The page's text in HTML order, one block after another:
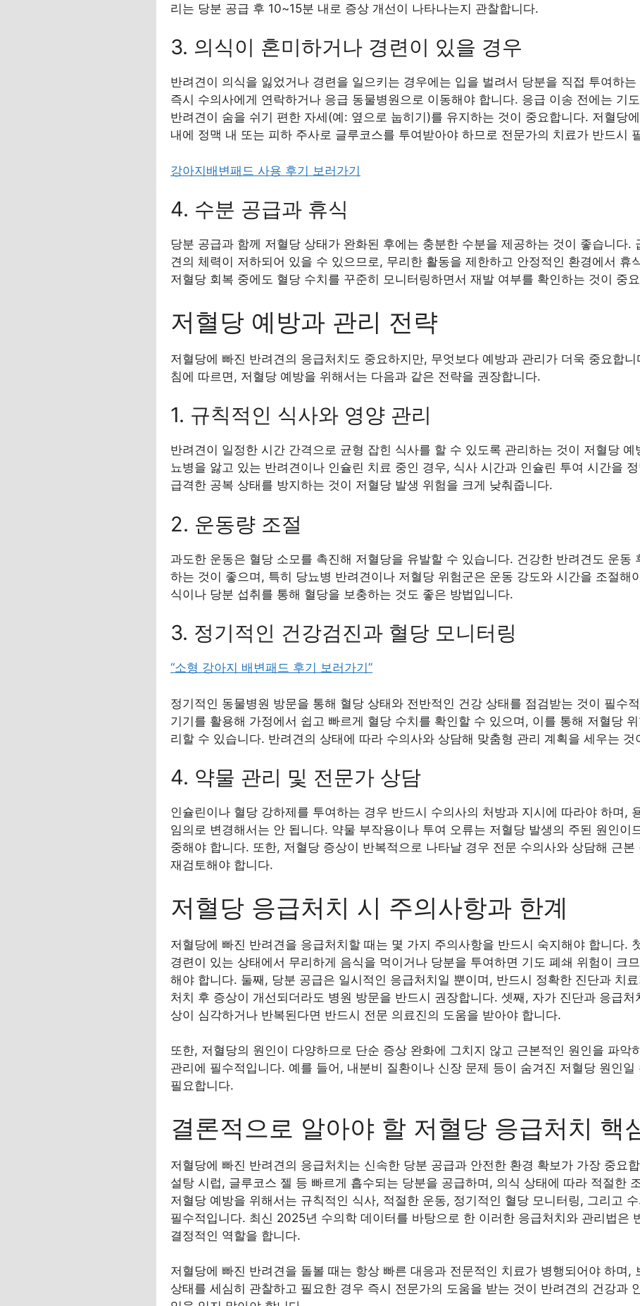
리는 당분 공급 후 10~15분 내로 증상 개선이 나타나는지 관찰합니다.
3. 의식이 혼미하거나 경련이 있을 경우
반려견이 의식을 잃었거나 경련을 일으키는 경우에는 입을 벌려서 당분을 직접 투여하
즉시 수의사에게 연락하거나 응급 동물병원으로 이동해야 합니다. 응급 이송 전에는 기
반려견이 숨을 쉬기 편한 자세(예: 옆으로 눕히기)를 유지하는 것이 중요합니다. 저혈당
내에 정맥 내 또는 피하 주사로 글루코스를 투여받아야 하므로 전문가의 치료가 반드시
강아지배변패드 사용 후기 보러가기
4. 수분 공급과 휴식
당분 공급과 함께 저혈당 상태가 완화된 후에는 충분한 수분을 제공하는 것이 좋습니다.
견의 체력이 저하되어 있을 수 있으므로, 무리한 활동을 제한하고 안정적인 환경에서 휴
저혈당 회복 중에도 혈당 수치를 꾸준히 모니터링하면서 재발 여부를 확인하는 것이 중
저혈당 예방과 관리 전략
저혈당에 빠진 반려견의 응급처치도 중요하지만, 무엇보다 예방과 관리가 더욱 중요합
침에 따르면, 저혈당 예방을 위해서는 다음과 같은 전략을 권장합니다.
1. 규칙적인 식사와 영양 관리
반려견이 일정한 시간 간격으로 균형 잡힌 식사를 할 수 있도록 관리하는 것이 저혈당
뇨병을 앓고 있는 반려견이나 인슐린 치료 중인 경우, 식사 시간과 인슐린 투여 시간을
급격한 공복 상태를 방지하는 것이 저혈당 발생 위험을 크게 낮춰줍니다.
2. 운동량 조절
과도한 운동은 혈당 소모를 촉진해 저혈당을 유발할 수 있습니다. 건강한 반려견도 운동
하는 것이 좋으며, 특히 당뇨병 반려견이나 저혈당 위험군은 운동 강도와 시간을 조절해
식이나 당분 섭취를 통해 혈당을 보충하는 것도 좋은 방법입니다.
3. 정기적인 건강검진과 혈당 모니터링
“소형 강아지 배변패드 후기 보러가기”
정기적인 동물병원 방문을 통해 혈당 상태와 전반적인 건강 상태를 점검받는 것이 필수
기기를 활용해 가정에서 쉽고 빠르게 혈당 수치를 확인할 수 있으며, 이를 통해 저혈당
리할 수 있습니다. 반려견의 상태에 따라 수의사와 상담해 맞춤형 관리 계획을 세우는 것
4. 약물 관리 및 전문가 상담
인슐린이나 혈당 강하제를 투여하는 경우 반드시 수의사의 처방과 지시에 따라야 하며,
임의로 변경해서는 안 됩니다. 약물 부작용이나 투여 오류는 저혈당 발생의 주된 원인이
중해야 합니다. 또한, 저혈당 증상이 반복적으로 나타날 경우 전문 수의사와 상담해 근
재검토해야 합니다.
저혈당 응급처치 시 주의사항과 한계
저혈당에 빠진 반려견을 응급처치할 때는 몇 가지 주의사항을 반드시 숙지해야 합니다.
경련이 있는 상태에서 무리하게 음식을 먹이거나 당분을 투여하면 기도 폐쇄 위험이 크
해야 합니다. 둘째, 당분 공급은 일시적인 응급처치일 뿐이며, 반드시 정확한 진단과 치
처치 후 증상이 개선되더라도 병원 방문을 반드시 권장합니다. 셋째, 자가 진단과 응급
상이 심각하거나 반복된다면 반드시 전문 의료진의 도움을 받아야 합니다.
또한, 저혈당의 원인이 다양하므로 단순 증상 완화에 그치지 않고 근본적인 원인을 파악
관리에 필수적입니다. 예를 들어, 내분비 질환이나 신장 문제 등이 숨겨진 저혈당 원인
필요합니다.
결론적으로 알아야 할 저혈당 응급처치 핵
저혈당에 빠진 반려견의 응급처치는 신속한 당분 공급과 안전한 환경 확보가 가장 중요
설탕 시럽, 글루코스 젤 등 빠르게 흡수되는 당분을 공급하며, 의식 상태에 따라 적절한
저혈당 예방을 위해서는 규칙적인 식사, 적절한 운동, 정기적인 혈당 모니터링, 그리고
필수적입니다. 최신 2025년 수의학 데이터를 바탕으로 한 이러한 응급처치와 관리법은
결정적인 역할을 합니다.
저혈당에 빠진 반려견을 돌볼 때는 항상 빠른 대응과 전문적인 치료가 병행되어야 하며,
상태를 세심히 관찰하고 필요한 경우 즉시 전문가의 도움을 받는 것이 반려견의 건강과